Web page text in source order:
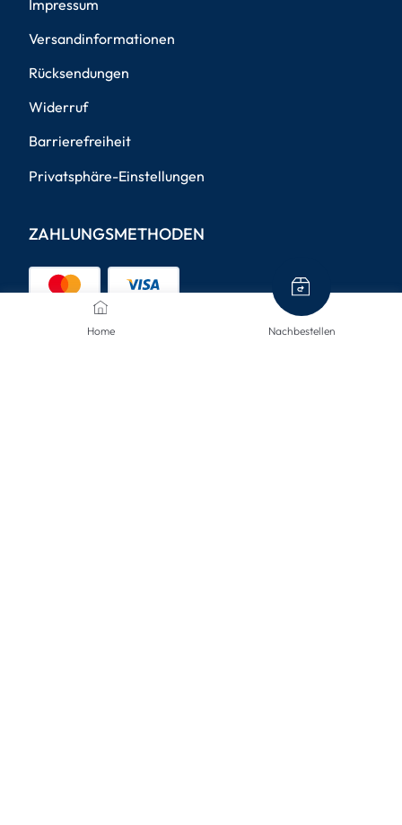
Home Nachbestellen
Impressum
Versandinformationen
Rücksendungen
Widerruf
Barrierefreiheit
Privatsphäre-Einstellungen
ZAHLUNGSMETHODEN